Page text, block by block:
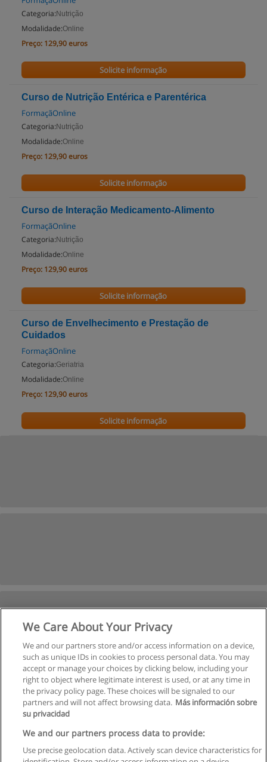
Categoria: Nutrição
Modalidade:Online
Preço: 129,90 euros
Solicite informação
Curso de Nutrição Entérica e Parentérica
FormaçãOnline
Categoria: Nutrição
Modalidade:Online
Preço: 129,90 euros
Solicite informação
Curso de Interação Medicamento-Alimento
FormaçãOnline
Categoria: Nutrição
Modalidade:Online
Preço: 129,90 euros
Solicite informação
Curso de Envelhecimento e Prestação de
Cuidados
FormaçãOnline
Categoria:Geriatria
Modalidade:Online
Preço: 129,90 euros
Solicite informação
Próxima
de
We Care About Your Privacy
We and our partners store and/or access information on a device,
such as unique IDs in cookies to process personal data. You may
accept or manage your choices by clicking below, including your
right to object where legitimate interest is used, or at any time in
the privacy policy page. These choices will be signaled to our
partners and will not affect browsing data. Más información sobre
su privacidad
We and our partners process data to provide:
Use precise geolocation data. Actively scan device characteristics for